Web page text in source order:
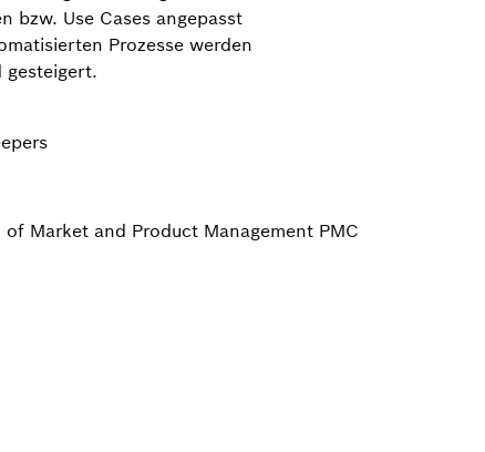
bzw. Use Cases angepasst
Prozesse werden
gesteigert.
of Market and Product Management PMC